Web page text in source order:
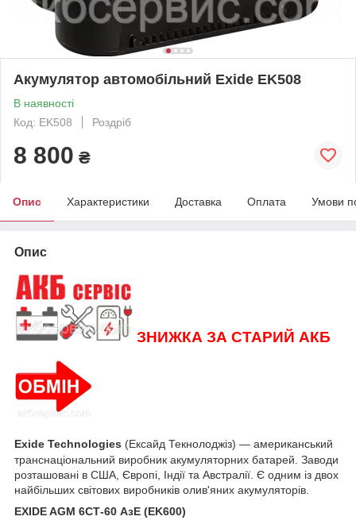
Акумулятор автомобільний Exide EK508
В наявності
Код: EK508
Роздріб
8 800 ₴
Опис Характеристики Доставка Оплата Умови
Опис
ЗНИЖКА ЗА СТАРИЙ АКБ
Exide Technologies (Ексайд Текнолоджіз) — американський
транснаціональний виробник акумуляторних батарей. Заводи
розташовані в США, Європі, Індії та Австралії. Є одним із двох
найбільших світових виробників олив'яних акумуляторів.
EXIDE AGM 6СТ-60 АзЕ (EK600)